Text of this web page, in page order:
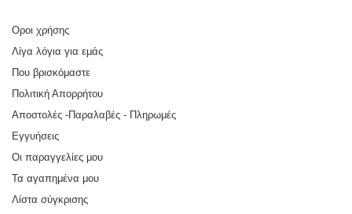
Οροι χρήσης
Λίγα λόγια για εμάς
Που βρισκόμαστε
Πολιτική Απορρήτου
Αποστολές -Παραλαβές - Πληρωμές
Εγγυήσεις
Οι παραγγελίες μου
Τα αγαπημένα μου
Λίστα σύγκρισης